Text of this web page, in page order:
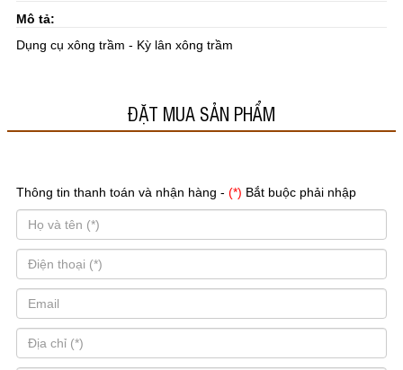
Mô tả:
Dụng cụ xông trầm - Kỳ lân xông trầm
ĐẶT MUA SẢN PHẨM
Thông tin thanh toán và nhận hàng - (*) Bắt buộc phải nhập